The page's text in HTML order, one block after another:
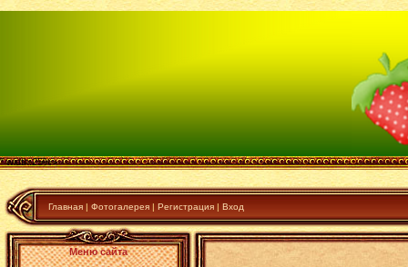
" width:25%>
Главная | Фотогалерея | Регистрация | Вход
Меню сайта